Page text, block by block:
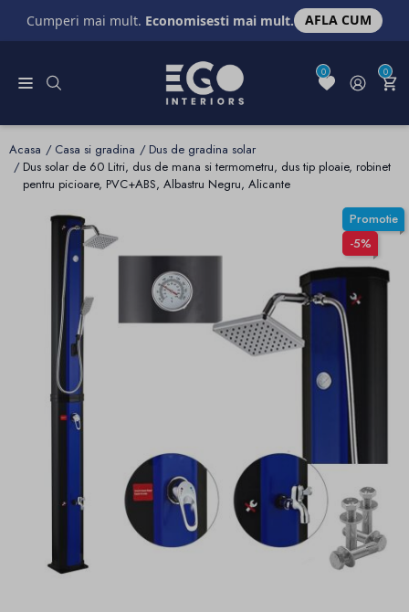
Cumperi mai mult. Economisesti mai mult. AFLA CUM
0 0
Acasa Casa si gradina
Dus de gradina solar
Dus solar de 60 Litri, dus de mana si termometru, dus tip ploaie, robinet
pentru picioare, PVC+ABS, Albastru Negru, Alicante
Promotie
-5%